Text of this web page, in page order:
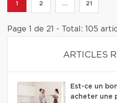
1 2 ... 21
Page 1 de 21 - Total: 105
ARTICLES
Est-ce un
acheter une